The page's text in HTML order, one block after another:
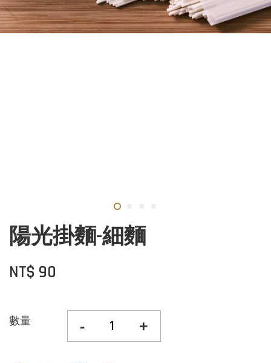
陽光掛麵-細麵
NT$ 90
數量 - +